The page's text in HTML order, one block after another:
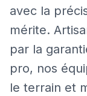
avec la
mérite.
par la
pro, nos
le terrain et